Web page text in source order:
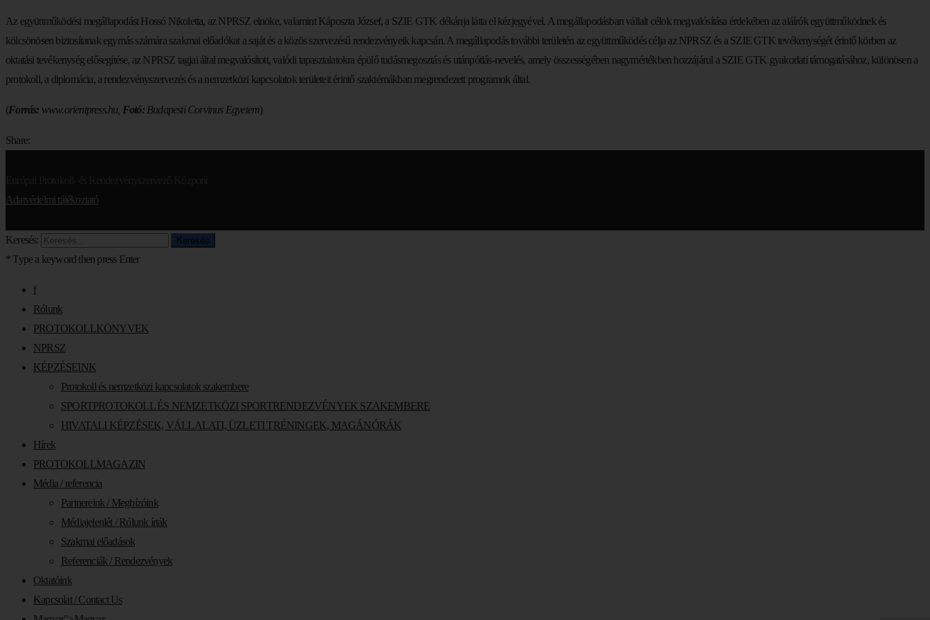
Az együttműködési megállapodást Hossó Nikoletta, az NPRSZ elnöke, valamint Káposzta József, a SZIE GTK dékánja látta el kézjegyével. A megállapodásban vállalt célok megvalósítása érdekében az aláírók együttműködnek és
kölcsönösen biztosítanak egymás számára szakmai előadókat a saját és a közös szervezésű rendezvényeik kapcsán. A megállapodás további területén az együttműködés célja az NPRSZ és a SZIE GTK tevékenységét érintő körben az
oktatási tevékenység elősegítése, az NPRSZ tagjai által megvalósított, valódi tapasztalatokra épülő tudásmegosztás és utánpótlás-nevelés, amely összességében nagymértékben hozzájárul a SZIE GTK gyakorlati támogatásához, különösen a
protokoll, a diplomácia, a rendezvényszervezés és a nemzetközi kapcsolatok területeit érintő szaktémákban megrendezett programok által.
(Forrás: www.orientpress.hu, Fotó: Budapesti Corvinus Egyetem)
Share:
Adatvédelmi tájékoztató
Keresés:
* Type a keyword then press Enter
f
Rólunk
PROTOKOLLKÖNYVEK
NPRSZ
KÉPZÉSEINK
Protokoll és nemzetközi kapcsolatok szakembere
SPORTPROTOKOLL ÉS NEMZETKÖZI SPORTRENDEZVÉNYEK SZAKEMBERE
HIVATALI KÉPZÉSEK, VÁLLALATI, ÜZLETI TRÉNINGEK, MAGÁNÓRÁK
Hírek
PROTOKOLLMAGAZIN
Média / referencia
Partnereink / Megbízóink
Médiajelenlét / Rólunk írták
Szakmai előadások
Referenciák / Rendezvények
Oktatóink
Kapcsolat / Contact Us